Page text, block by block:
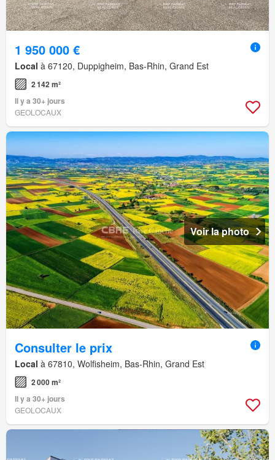
1 950 000 €
Local à 67120, Duppigheim, Bas-Rhin, Grand Est
2 142 m²
Il y a 30+ jours
GEOLOCAUX
Voir la photo
Consulter le prix
Local à 67810, Wolfisheim, Bas-Rhin, Grand Est
2 000 m²
Il y a 30+ jours
GEOLOCAUX